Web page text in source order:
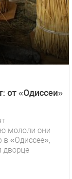
от «Одиссеи»
мололи они
«Одиссее»,
дворце